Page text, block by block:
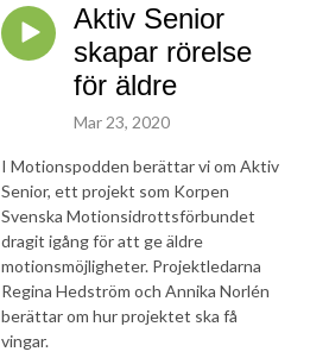
Aktiv Senior
skapar rörelse
för äldre
Mar 23, 2020
I Motionspodden berättar vi om Aktiv
Senior, ett projekt som Korpen
Svenska Motionsidrottsförbundet
dragit igång för att ge äldre
motionsmöjligheter. Projektledarna
Regina Hedström och Annika Norlén
berättar om hur projektet ska få
vingar.